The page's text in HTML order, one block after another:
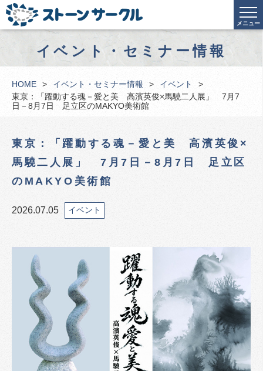
メニュー
イベント・セミナー情報
HOME イベント・セミナー情報
イベント
東京：「躍動する魂－愛と美 高濱英俊×馬驍二人展」 7月7
日－8月7日 足立区のMAKYO美術館
東京：「躍動する魂－愛と美 高濱英俊×
馬驍二人展」 7月7日－8月7日 足立区
のMAKYO美術館
2026.07.05 イベント